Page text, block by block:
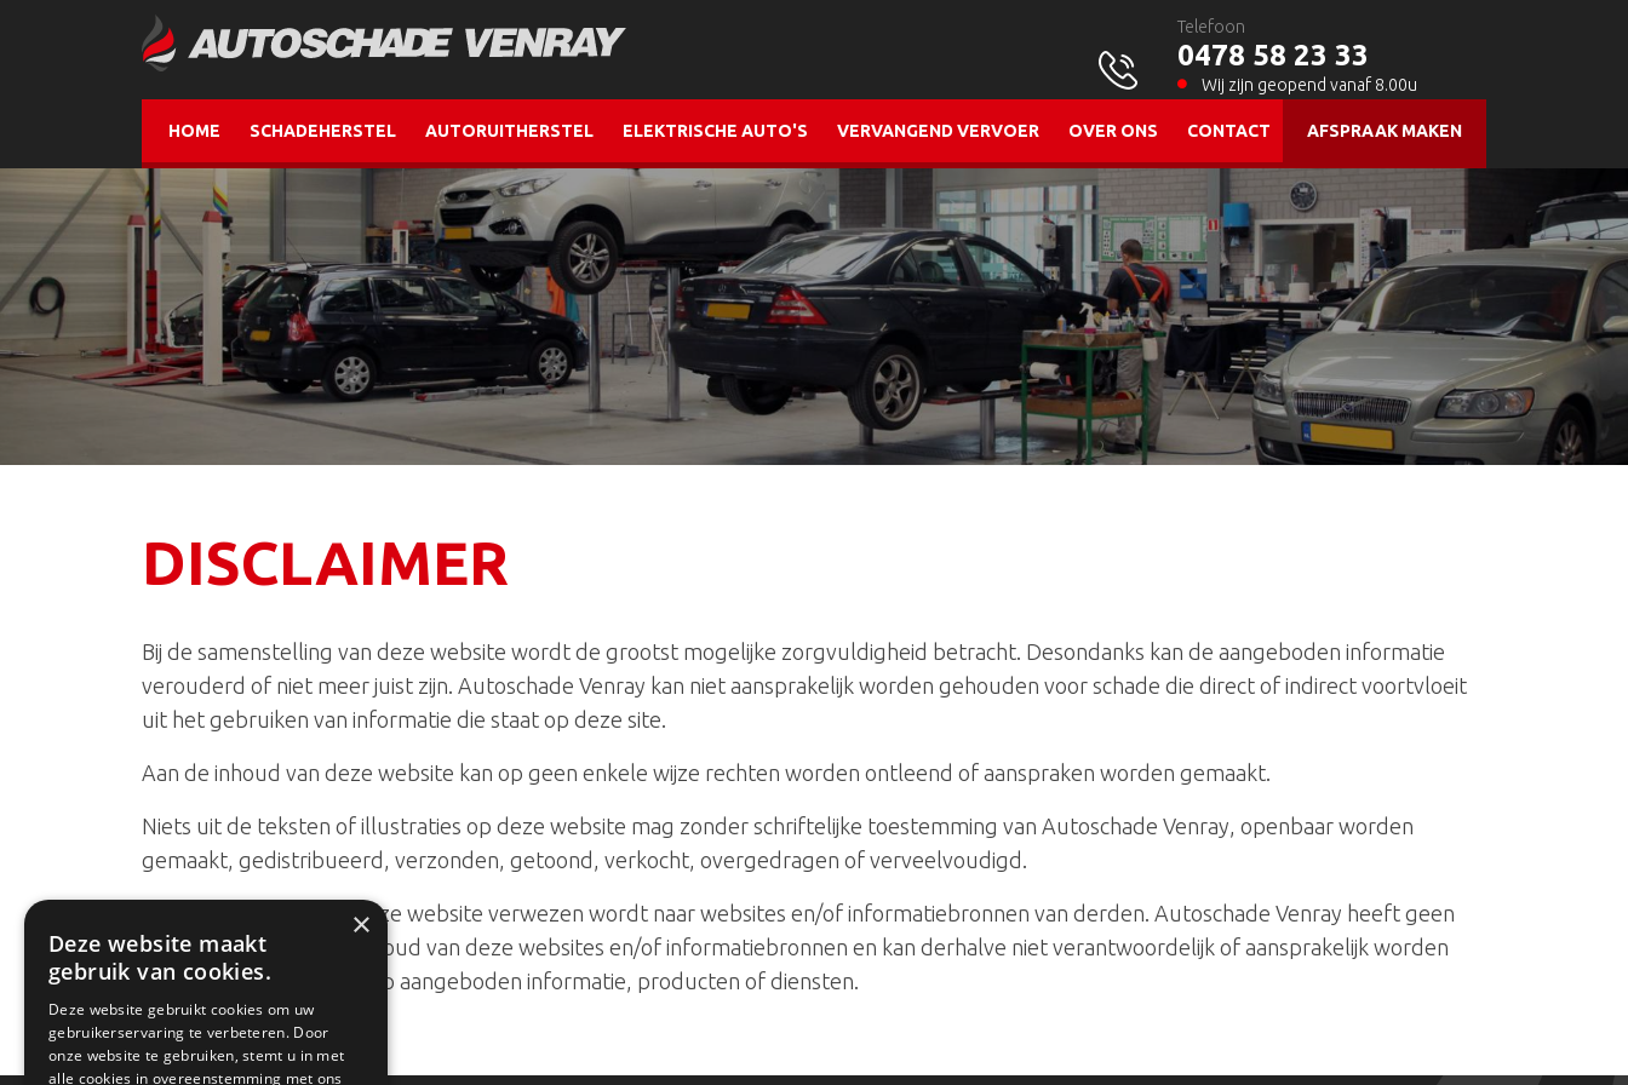
Telefoon
0478 58 23 33
Wij zijn geopend vanaf 8.00u
HOME SCHADEHERSTEL AUTORUITHERSTEL ELEKTRISCHE AUTO'S VERVANGEND VERVOER OVER ONS CONTACT AFSPRAAK MAKEN
DISCLAIMER
Bij de samenstelling van deze website wordt de grootst mogelijke zorgvuldigheid betracht. Desondanks kan de aangeboden informatie
verouderd of niet meer juist zijn. Autoschade Venray kan niet aansprakelijk worden gehouden voor schade die direct of indirect voortvloeit
uit het gebruiken van informatie die staat op deze site.
Aan de inhoud van deze website kan op geen enkele wijze rechten worden ontleend of aanspraken worden gemaakt.
Niets uit de teksten of illustraties op deze website mag zonder schriftelijke toestemming van Autoschade Venray, openbaar worden
gemaakt, gedistribueerd, verzonden, getoond, verkocht, overgedragen of verveelvoudigd.
Het is mogelijk dat via onze website verwezen wordt naar websites en/of informatiebronnen van derden. Autoschade Venray heeft geen
zeggenschap over de inhoud van deze websites en/of informatiebronnen en kan derhalve niet verantwoordelijk of aansprakelijk worden
gehouden voor de daarop aangeboden informatie, producten of diensten.
×
Deze website maakt
gebruik van cookies.
Deze website gebruikt cookies om uw
gebruikerservaring te verbeteren. Door
onze website te gebruiken, stemt u in met
alle cookies in overeenstemming met ons